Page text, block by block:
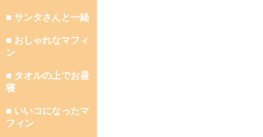
■ サンタさんと一緒
■ おしゃれなマフィ
ン
■ タオルの上でお昼
寝
■ いいコになったマ
フィン